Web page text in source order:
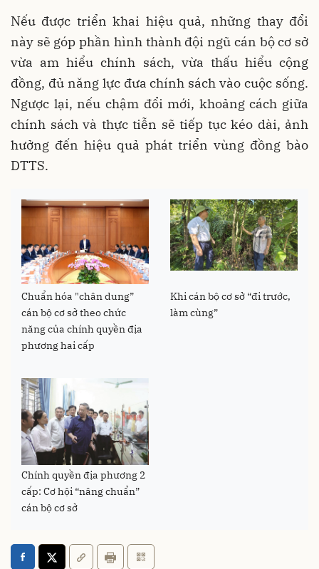
Nếu được triển khai hiệu quả, những thay đổi
này sẽ góp phần hình thành đội ngũ cán bộ cơ sở
vừa am hiểu chính sách, vừa thấu hiểu cộng
đồng, đủ năng lực đưa chính sách vào cuộc sống.
Ngược lại, nếu chậm đổi mới, khoảng cách giữa
chính sách và thực tiễn sẽ tiếp tục kéo dài, ảnh
hưởng đến hiệu quả phát triển vùng đồng bào
DTTS.
Chuẩn hóa "chân dung”
cán bộ cơ sở theo chức
năng của chính quyền địa
phương hai cấp
Khi cán bộ cơ sở “đi trước,
làm cùng”
Chính quyền địa phương 2
cấp: Cơ hội “nâng chuẩn”
cán bộ cơ sở